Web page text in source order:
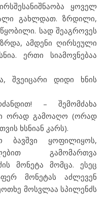
ყოველ
გახლდათ. ზრდილი,
სად შეაგროვეს
ამდენი ღირსეული
ერთი სიამოვნებაა
შვეიცარი დიდი ხნის
– შემომძახა
ორად გამოაღო (ორად
ხსნიან კარს).
ყოფილიყოს,
გამომართვა
მონეტა მომცა. ესეც
მონეტას აძლევენ
მოსვლაა სპილენძს